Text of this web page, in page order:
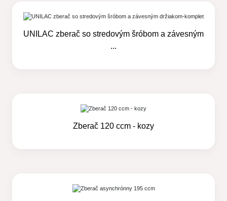
UNILAC zberač so stredovým šróbom a závesným
...
Zberač 120 ccm - kozy